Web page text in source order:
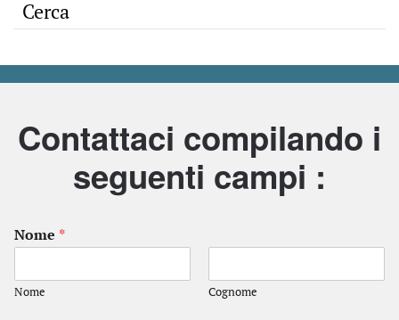
Contattaci compilando i
seguenti campi :
Nome *
Nome Cognome